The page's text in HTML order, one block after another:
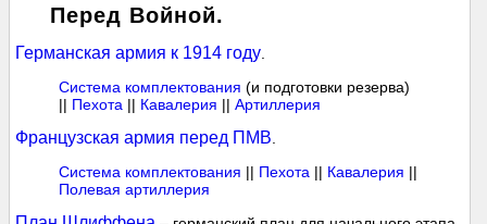
Перед Войной.
Германская армия к 1914 году
Система комплектования (и подготовки резерва)
|| Пехота || Кавалерия ||Артиллерия
Французская армия перед ПМВ
Система комплектования || Пехота || Кавалерия ||
Полевая артиллерия